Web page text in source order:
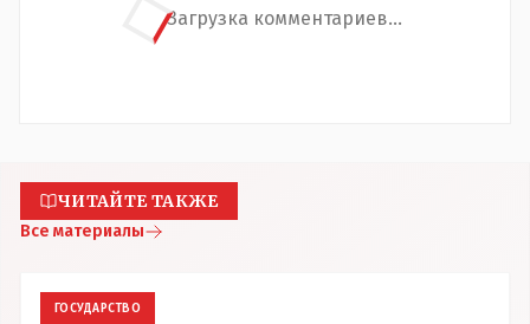
Загрузка комментариев...
ЧИТАЙТЕ ТАКЖЕ
Все материалы
ГОСУДАРСТВО